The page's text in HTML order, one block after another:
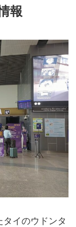
報
イのウドンタ